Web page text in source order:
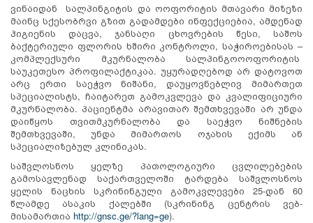
ვინაიდან სალპინგიტის და ოოფორიტის მთავარი მიზეზი
მაინც სქესობრვი გზით გადამდები ინფექციებია, ამდენად
ჰიგიენის დაცვა, ჯანსაღი ცხოვრების წესი, საშოს
ბაქტერიული ფლორის ხშირი კონტროლი, საჭიროებისას –
კომპლექსური მკურნალობა სალპინგოოოფორიტის
საუკეთესო პროფილაქტიკაა. უყურადღებოდ არ დატოვოთ
არც ერთი საეჭვო ნიშანი, დაუყოვნებლივ მიმართეთ
სპეციალისტს, ჩაიტარეთ გამოკვლევა და კვალიფიციური
მკურნალობა. პაციენტმა არავითარ შემთხვევაში არ უნდა
დაიწყოს თვითმკურნალობა და საეჭვო ნიშნების
შემთხვევაში, უნდა მიმართოს ოჯახის ექიმს ან
სპეციალიზებულ კლინიკას.
საშვლოსნოს ყელზე პათოლოგიური ცვლილებების
გამოსავლენად საქართველოში ტარდება საშვლოსნოს
ყელის ნაცხის სკრინინგული გამოკვლევები 25-დან 60
წლამდე ასაკის ქალებში (სკრინინგ ცენტრის ვებ-
მისამართია http://gnsc.ge/?lang=ge).